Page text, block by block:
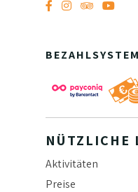
BEZAHLSYSTEM
NÜTZLICHE
Aktivitäten
Preise